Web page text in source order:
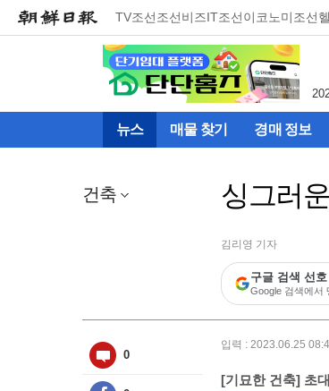
TV조선조선비즈IT조선이코노미조선
뉴스 매물 찾기 경매 정보
건축 싱그러
김리영 기자
구글 검색 선
Google 검색에서
0
입력 : 2023.06.25
[기묘한 건축] 초